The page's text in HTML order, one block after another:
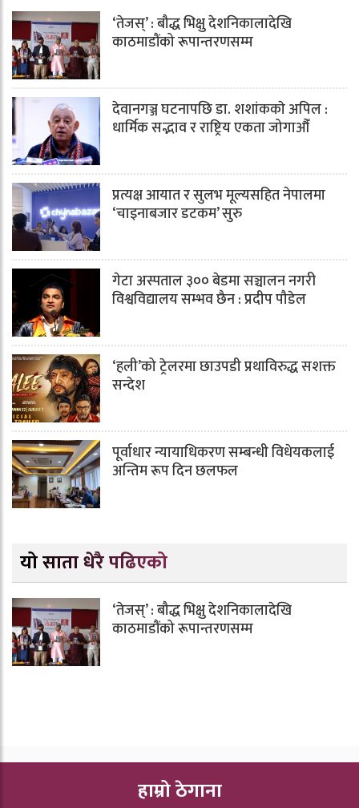
‘तेजस्’ : बौद्ध भिक्षु देशनिकालादेखि
काठमाडौंको रूपान्तरणसम्म
देवानगञ्ज घटनापछि डा. शशांककाे अपिल :
धार्मिक सद्भाव र राष्ट्रिय एकता जोगाऔँ
प्रत्यक्ष आयात र सुलभ मूल्यसहित नेपालमा
‘चाइनाबजार डटकम’ सुरु
गेटा अस्पताल ३०० बेडमा सञ्चालन नगरी
विश्वविद्यालय सम्भव छैन : प्रदीप पौडेल
‘हली’को ट्रेलरमा छाउपडी प्रथाविरुद्ध सशक्त
सन्देश
पूर्वाधार न्यायाधिकरण सम्बन्धी विधेयकलाई
अन्तिम रूप दिन छलफल
यो साता धेरै पढिएको
‘तेजस्’ : बौद्ध भिक्षु देशनिकालादेखि
काठमाडौंको रूपान्तरणसम्म
हाम्रो ठेगाना